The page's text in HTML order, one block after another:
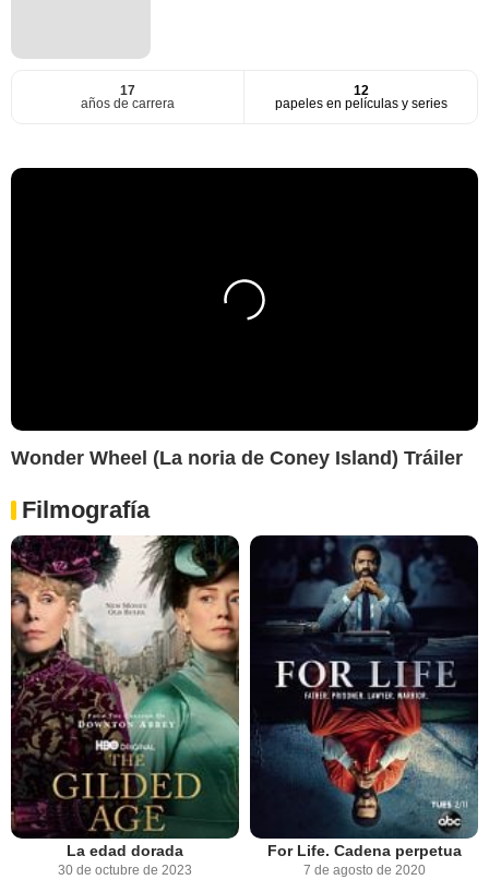
17
años de carrera
12
papeles en películas y series
Wonder Wheel (La noria de Coney Island) Tráiler
Filmografía
La edad dorada
30 de octubre de 2023
For Life. Cadena perpetua
7 de agosto de 2020